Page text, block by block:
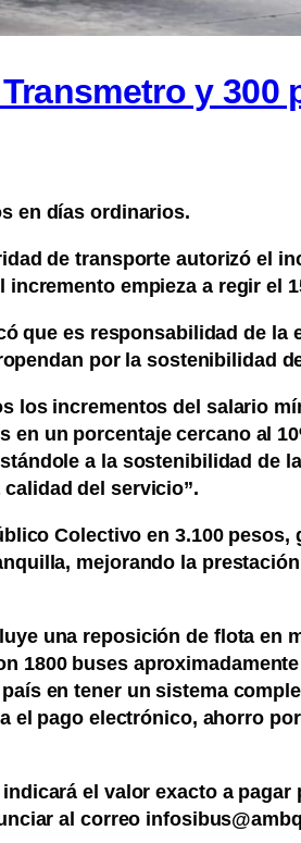
y
en días ordinarios.
de transporte autorizó el
empieza a regir el
que es responsabilidad de
por la sostenibilidad
los incrementos del salario
un porcentaje cercano al
a la sostenibilidad de
del servicio”.
Colectivo en 3.100
mejorando la
una reposición de flota en
1800 buses
en tener un sistema
pago electrónico, ahorro
el valor exacto a
al correo